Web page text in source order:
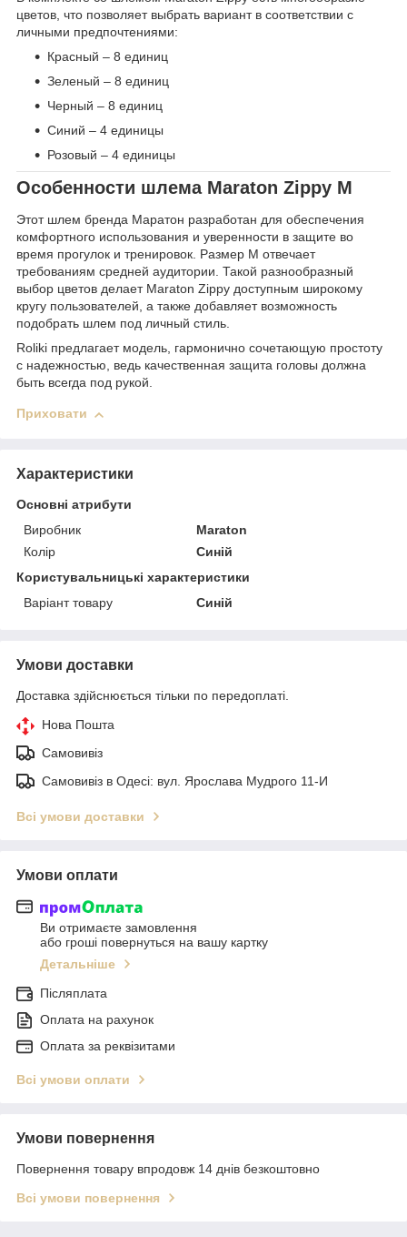
цветов, что позволяет выбрать вариант в соответствии с
личными предпочтениями:
Красный – 8 единиц
Зеленый – 8 единиц
Черный – 8 единиц
Синий – 4 единицы
Розовый – 4 единицы
Особенности шлема Maraton Zippy M
Этот шлем бренда Маратон разработан для обеспечения
комфортного использования и уверенности в защите во
время прогулок и тренировок. Размер M отвечает
требованиям средней аудитории. Такой разнообразный
выбор цветов делает Maraton Zippy доступным широкому
кругу пользователей, а также добавляет возможность
подобрать шлем под личный стиль.
Roliki предлагает модель, гармонично сочетающую простоту
с надежностью, ведь качественная защита головы должна
быть всегда под рукой.
Приховати
Характеристики
Основні атрибути
Виробник
Maraton
Колір
Синій
Користувальницькі характеристики
Варіант товару
Синій
Умови доставки
Доставка здійснюється тільки по передоплаті.
Нова Пошта
Самовивіз
Самовивіз в Одесі: вул. Ярослава Мудрого 11-И
Всі умови доставки
Умови оплати
Ви отримаєте замовлення
або гроші повернуться на вашу картку
Детальніше
Післяплата
Оплата на рахунок
Оплата за реквізитами
Всі умови оплати
Умови повернення
Повернення товару впродовж 14 днів безкоштовно
Всі умови повернення